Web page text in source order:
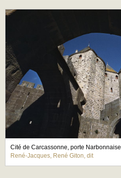
Cité de Carcassonne, porte Narbonnaise
René-Jacques, René Giton, dit